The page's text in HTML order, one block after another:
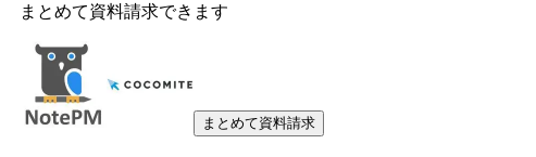
まとめて資料請求できます
まとめて資料請求